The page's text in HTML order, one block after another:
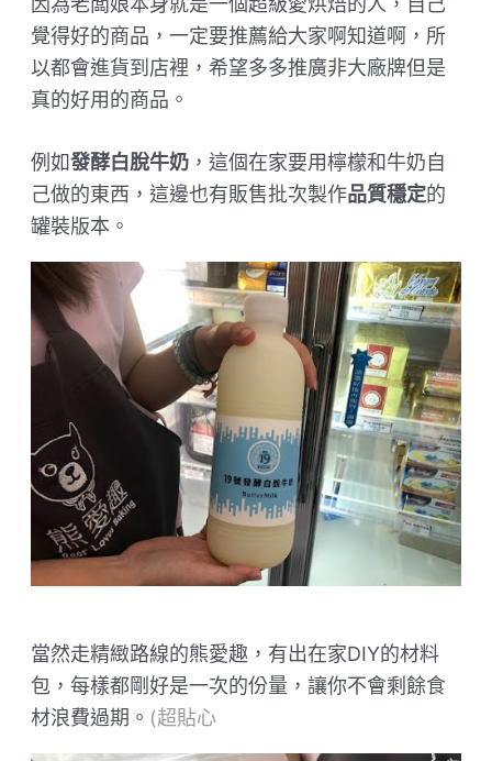
覺得好的商品，一定要推薦給大家啊知道啊，所
以都會進貨到店裡，希望多多推廣非大廠牌但是
真的好用的商品。
例如發酵白脫牛奶，這個在家要用檸檬和牛奶自
己做的東西，這邊也有販售批次製作品質穩定的
罐裝版本。
當然走精緻路線的熊愛趣，有出在家DIY的材料
包，每樣都剛好是一次的份量，讓你不會剩餘食
材浪費過期。 (超貼心